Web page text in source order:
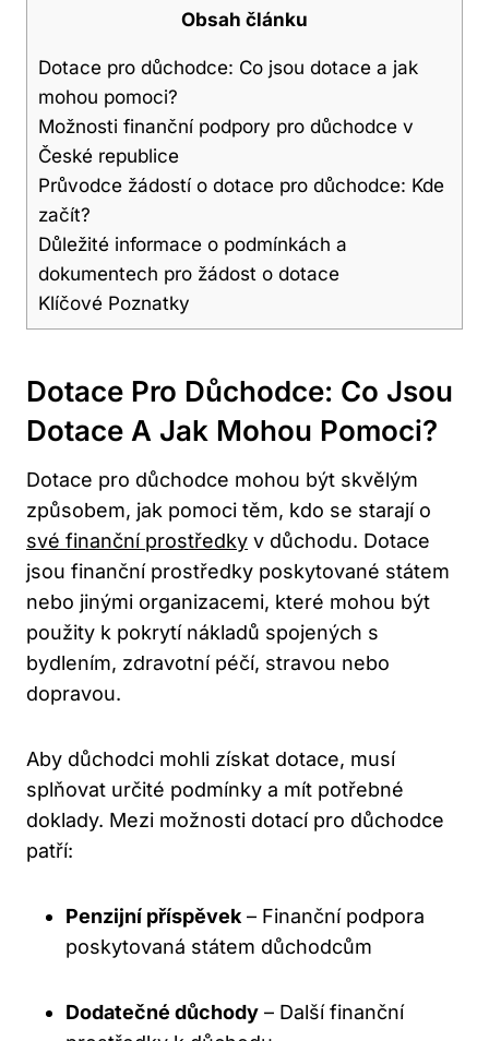
Obsah článku
Dotace pro důchodce: Co jsou dotace a jak
mohou pomoci?
Možnosti finanční podpory pro důchodce v
České republice
Průvodce žádostí o dotace pro důchodce: Kde
začít?
Důležité informace o podmínkách a
dokumentech pro žádost o dotace
Klíčové Poznatky
Dotace Pro Důchodce: Co Jsou
Dotace A Jak Mohou Pomoci?
Dotace pro důchodce mohou být skvělým
způsobem, jak pomoci těm, kdo se starají o
své finanční prostředky v důchodu. Dotace
jsou finanční prostředky poskytované státem
nebo jinými organizacemi, které mohou být
použity k pokrytí nákladů spojených s
bydlením, zdravotní péčí, stravou nebo
dopravou.
Aby důchodci mohli získat dotace, musí
splňovat určité podmínky a mít potřebné
doklady. Mezi možnosti dotací pro důchodce
patří:
Penzijní příspěvek – Finanční podpora
poskytovaná státem důchodcům
Dodatečné důchody – Další finanční